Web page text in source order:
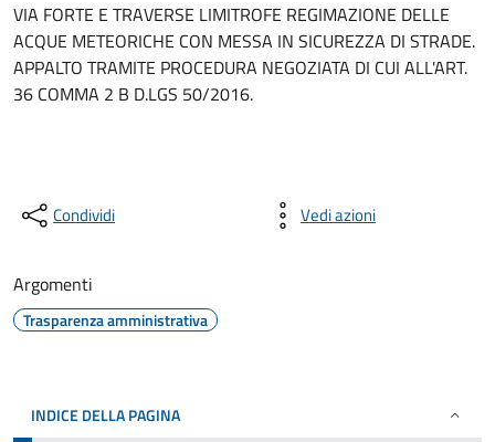
VIA FORTE E TRAVERSE LIMITROFE REGIMAZIONE DELLE
ACQUE METEORICHE CON MESSA IN SICUREZZA DI STRADE.
APPALTO TRAMITE PROCEDURA NEGOZIATA DI CUI ALL'ART.
36 COMMA 2 B D.LGS 50/2016.
Condividi Vedi azioni
Argomenti
Trasparenza amministrativa
INDICE DELLA PAGINA